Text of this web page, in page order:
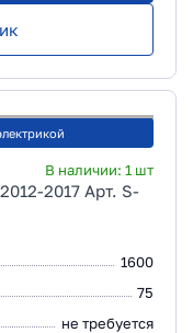
В наличии: 1 шт
2017 Арт. S-
1600
75
не требуется